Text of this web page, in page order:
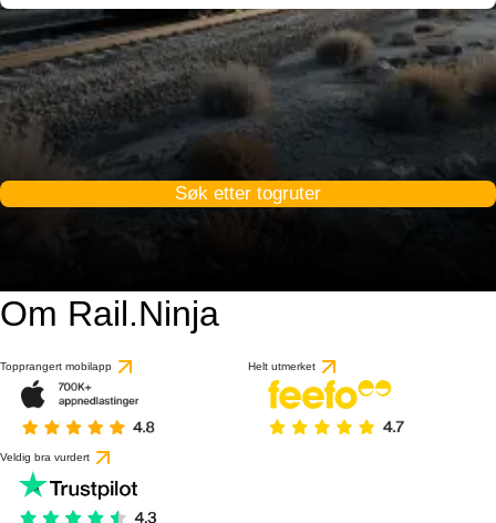
Søk etter togruter
Om Rail.Ninja
Topprangert mobilapp Helt utmerket
Veldig bra vurdert